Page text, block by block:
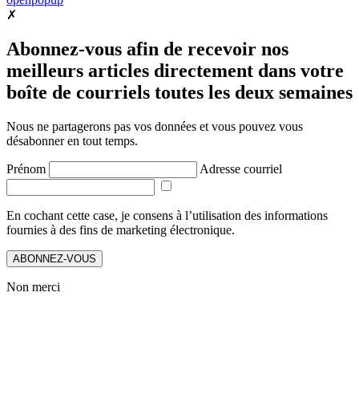
✗
Abonnez-vous afin de recevoir nos
meilleurs articles directement dans votre
boîte de courriels toutes les deux semaines
Nous ne partagerons pas vos données et vous pouvez vous
désabonner en tout temps.
Prénom Adresse courriel
En cochant cette case, je consens à l’utilisation des informations
fournies à des fins de marketing électronique.
ABONNEZ-VOUS
Non merci